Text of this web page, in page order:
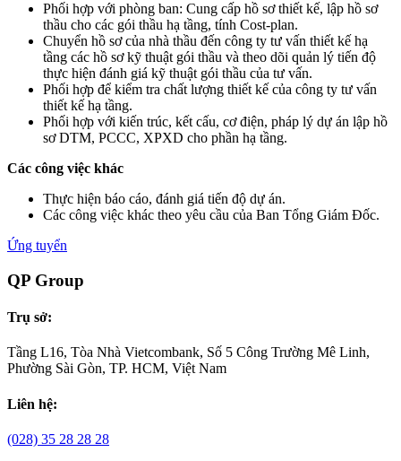
Phối hợp với phòng ban: Cung cấp hồ sơ thiết kế, lập hồ sơ
thầu cho các gói thầu hạ tầng, tính Cost-plan.
Chuyển hồ sơ của nhà thầu đến công ty tư vấn thiết kế hạ
tầng các hồ sơ kỹ thuật gói thầu và theo dõi quản lý tiến độ
thực hiện đánh giá kỹ thuật gói thầu của tư vấn.
Phối hợp để kiểm tra chất lượng thiết kế của công ty tư vấn
thiết kế hạ tầng.
Phối hợp với kiến trúc, kết cấu, cơ điện, pháp lý dự án lập hồ
sơ DTM, PCCC, XPXD cho phần hạ tầng.
Các công việc khác
Thực hiện báo cáo, đánh giá tiến độ dự án.
Các công việc khác theo yêu cầu của Ban Tổng Giám Đốc.
Ứng tuyển
QP Group
Trụ sở:
Tầng L16, Tòa Nhà Vietcombank, Số 5 Công Trường Mê Linh,
Phường Sài Gòn, TP. HCM, Việt Nam
Liên hệ:
(028) 35 28 28 28